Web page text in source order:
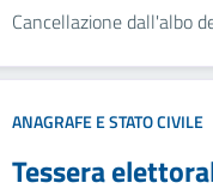
Cancellazione dall'albo
ANAGRAFE E STATO CIVILE
Tessera